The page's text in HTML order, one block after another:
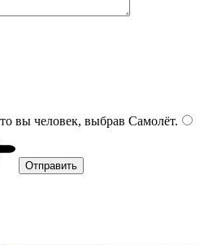
вы человек, выбрав Самолёт.